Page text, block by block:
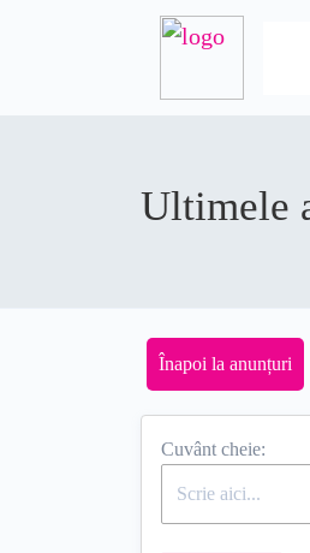
Ultimele
Înapoi la anunțuri
Cuvânt cheie: